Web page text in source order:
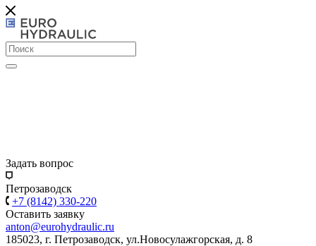
Задать вопрос
Петрозаводск
+7 (8142) 330-220
Оставить заявку
anton@eurohydraulic.ru
185023, г. Петрозаводск, ул.Новосулажгорская, д. 8